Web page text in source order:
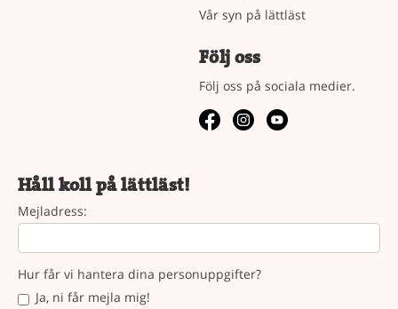
Vår syn på lättläst
Följ oss
Följ oss på sociala medier.
Håll koll på lättläst!
Mejladress:
Hur får vi hantera dina personuppgifter?
Ja, ni får mejla mig!